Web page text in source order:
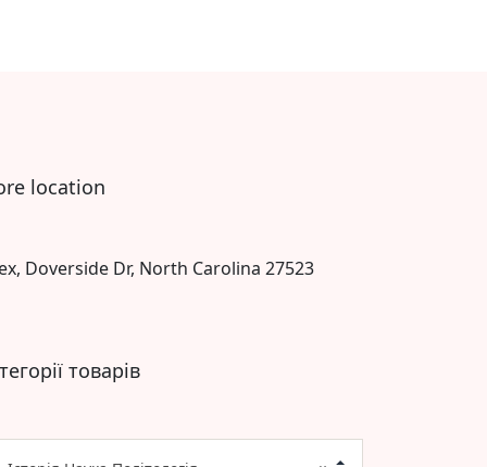
location
Doverside Dr, North Carolina 27523
товарів